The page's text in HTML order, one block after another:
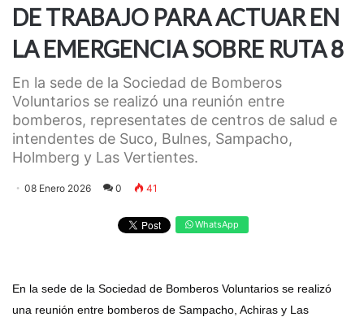
DE TRABAJO PARA ACTUAR EN
LA EMERGENCIA SOBRE RUTA 8
En la sede de la Sociedad de Bomberos
Voluntarios se realizó una reunión entre
bomberos, representates de centros de salud e
intendentes de Suco, Bulnes, Sampacho,
Holmberg y Las Vertientes.
08 Enero 2026 0 41
WhatsApp
En la sede de la Sociedad de Bomberos Voluntarios se realizó
una reunión entre bomberos de Sampacho, Achiras y Las